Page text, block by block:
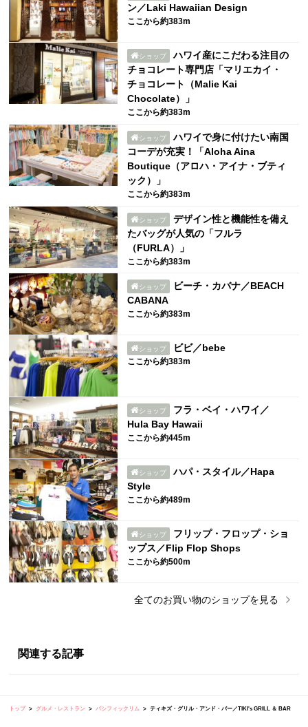
ン／Laki Hawaiian Design
ここから約383m
ショップ
ハワイ産にこだわる注目の
チョコレート専門店「マリエカイ・
チョコレート（Malie Kai
Chocolate）」
ここから約383m
ショップ
ハワイで身に付けたい南国
コーデが充実！「Aloha Aina
Boutique（アロハ・アイナ・ブティ
ック）」
ここから約383m
ショップ
デザイン性と機能性を備え
たバッグが人気の「フルラ
（FURLA）」
ここから約383m
ショップ
ビーチ・カバナ／BEACH
CABANA
ここから約383m
ショップ ビビ／bebe
ここから約383m
ショップ
フラ・ベイ・ハワイ／
Hula Bay Hawaii
ここから約445m
ショップ
ハパ・スタイル／Hapa
Style
ここから約489m
ショップ
フリップ・フロップ・ショ
ップス／Flip Flop Shops
ここから約500m
全てのお買い物のショップを見る
関連する記事
トップ グルメ・レストラン パシフィックリム ティキズ・グリル・アンド・バー／TIKI's GRILL ＆ BAR